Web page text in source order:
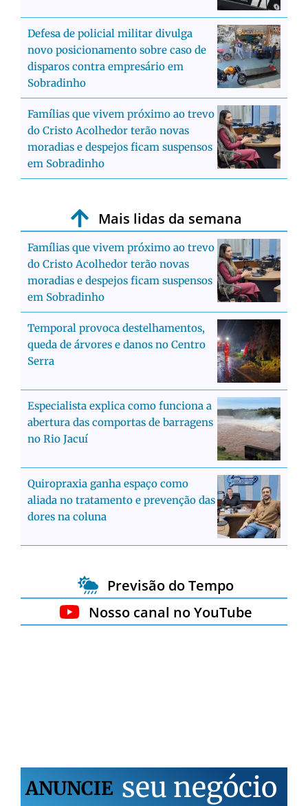
Defesa de policial militar divulga
novo posicionamento sobre caso de
disparos contra empresário em
Sobradinho
Famílias que vivem próximo ao trevo
do Cristo Acolhedor terão novas
moradias e despejos ficam suspensos
em Sobradinho
Mais lidas da semana
Famílias que vivem próximo ao trevo
do Cristo Acolhedor terão novas
moradias e despejos ficam suspensos
em Sobradinho
Temporal provoca destelhamentos,
queda de árvores e danos no Centro
Serra
Especialista explica como funciona a
abertura das comportas de barragens
no Rio Jacuí
Quiropraxia ganha espaço como
aliada no tratamento e prevenção das
dores na coluna
Previsão do Tempo
Nosso canal no YouTube
ANUNCIE seu negócio